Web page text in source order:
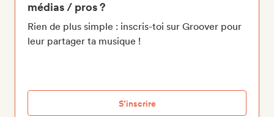
médias / pros ?
Rien de plus simple : inscris-toi sur Groover pour
leur partager ta musique !
S’inscrire